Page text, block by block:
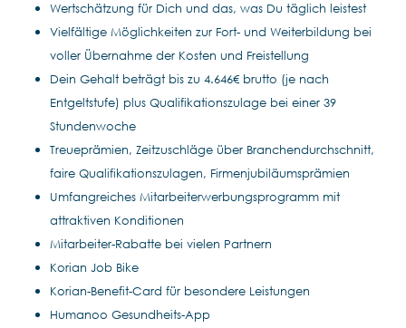
Wertschätzung für Dich und das, was Du täglich leistest
Vielfältige Möglichkeiten zur Fort- und Weiterbildung bei
voller Übernahme der Kosten und Freistellung
Dein Gehalt beträgt bis zu 4.646€ brutto (je nach
Entgeltstufe) plus Qualifikationszulage bei einer 39
Stundenwoche
Treueprämien, Zeitzuschläge über Branchendurchschnitt,
faire Qualifikationszulagen, Firmenjubiläumsprämien
Umfangreiches Mitarbeiterwerbungsprogramm mit
attraktiven Konditionen
Mitarbeiter-Rabatte bei vielen Partnern
Korian Job Bike
Korian-Benefit-Card für besondere Leistungen
Humanoo Gesundheits-App